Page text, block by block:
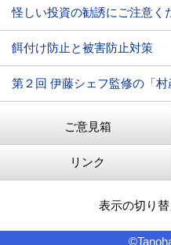
怪しい投資の勧誘にご注意く
餌付け防止と被害防止対策
ご意見箱
リンク
表示の切り替